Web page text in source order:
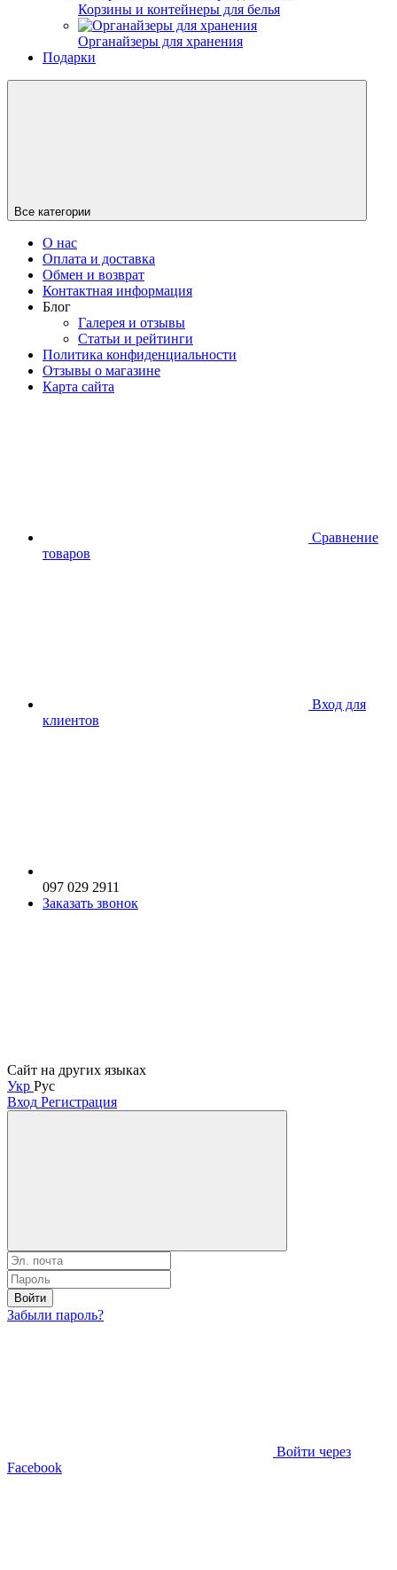
Корзины и контейнеры для белья
Органайзеры для хранения
Подарки
Все категории
О нас
Оплата и доставка
Обмен и возврат
Контактная информация
Блог
Галерея и отзывы
Статьи и рейтинги
Политика конфиденциальности
Отзывы о магазине
Карта сайта
Сравнение
товаров
Вход для
клиентов
097 029 2911
Заказать звонок
Сайт на других языках
Укр Рус
Вход Регистрация
Войти
Забыли пароль?
Войти через
Facebook